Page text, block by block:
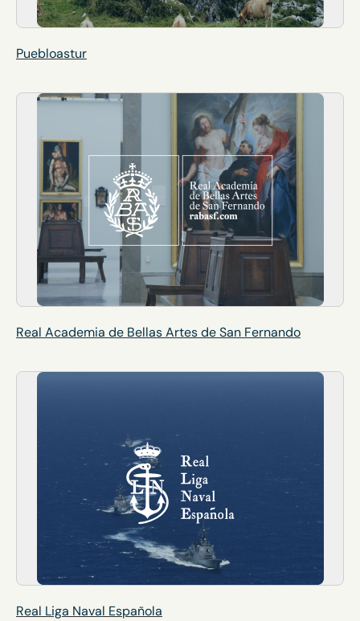
Puebloastur
Real Academia de Bellas Artes de San Fernando
Real Liga Naval Española